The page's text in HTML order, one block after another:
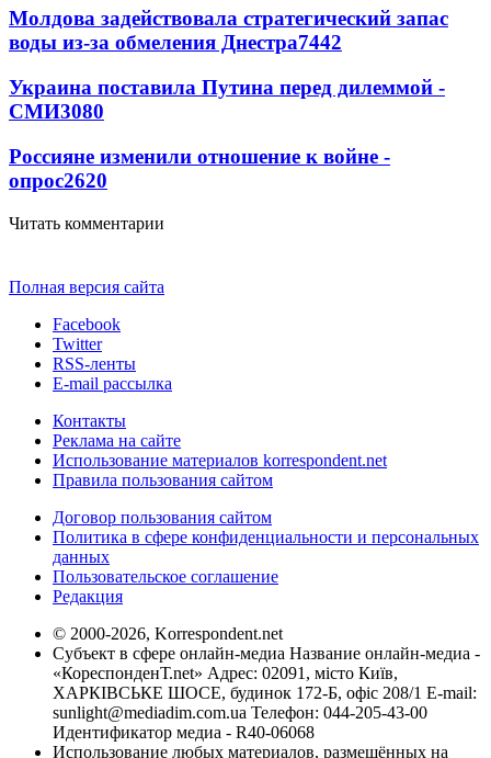
Молдова задействовала стратегический запас
воды из-за обмеления Днестра7442
Украина поставила Путина перед дилеммой -
СМИ3080
Россияне изменили отношение к войне -
опрос2620
Читать комментарии
Полная версия сайта
Facebook
Twitter
RSS-ленты
E-mail рассылка
Контакты
Реклама на сайте
Использование материалов korrespondent.net
Правила пользования сайтом
Договор пользования сайтом
Политика в сфере конфиденциальности и персональных
данных
Пользовательское соглашение
Редакция
© 2000-2026, Korrespondent.net
Субъект в сфере онлайн-медиа Название онлайн-медиа -
«КореспонденТ.net» Адрес: 02091, місто Київ,
ХАРКІВСЬКЕ ШОСЕ, будинок 172-Б, офіс 208/1 E-mail:
sunlight@mediadim.com.ua Телефон: 044-205-43-00
Идентификатор медиа - R40-06068
Использование любых материалов, размещённых на